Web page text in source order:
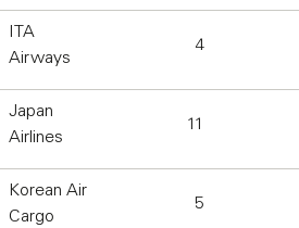
ITA
Airways
4
Japan
Airlines
11
Korean Air
Cargo
5